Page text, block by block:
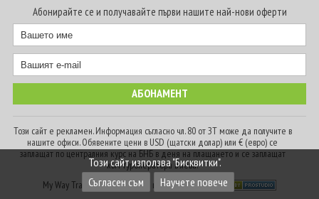
Абонирайте се и получавайте първи нашите най-нови оферти
Този сайт е рекламен. Информация съгласно чл. 80 от ЗТ може да получите в
нашите офиси. Обявените цени в USD (щатски долар) или € (евро) се
заплащат по централния курс на БНБ в деня на плащането и се заплащат
към туроператора в лева.
My Way Travel © 2016. Всички права запазени
Този сайт използва "Бисквитки".
Съгласен съм
Научете повече